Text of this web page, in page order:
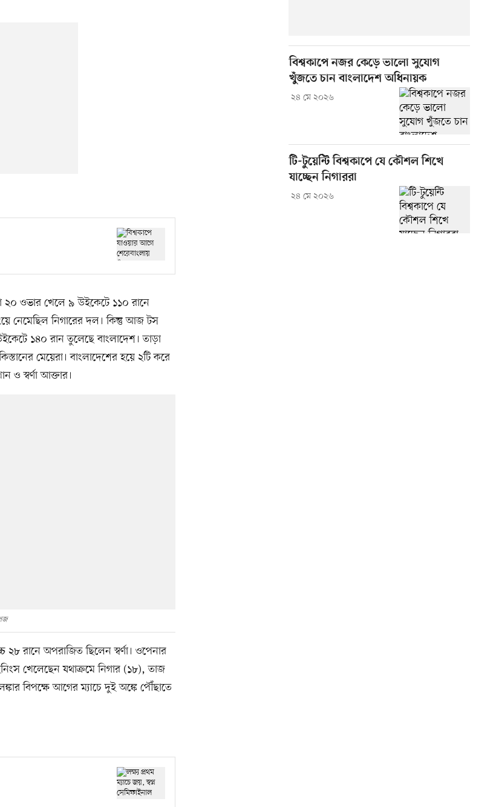
২০ ওভার খেলে ৯ উইকেটে ১১০ রানে
নেমেছিল নিগারের দল। কিন্তু আজ টস
১৪০ রান তুলেছে বাংলাদেশ। তাড়া
মেয়েরা। বাংলাদেশের হয়ে ২টি করে
ও স্বর্ণা আক্তার।
২৮ রানে অপরাজিত ছিলেন স্বর্ণা। ওপেনার
খেলেছেন যথাক্রমে নিগার (১৮), তাজ
বিপক্ষে আগের ম্যাচে দুই অঙ্কে পৌঁছাতে
বিশ্বকাপে নজর কেড়ে ভালো সুযোগ
খুঁজতে চান বাংলাদেশ অধিনায়ক
২৪ মে ২০২৬
টি-টুয়েন্টি বিশ্বকাপে যে কৌশল শিখে
যাচ্ছেন নিগাররা
২৪ মে ২০২৬